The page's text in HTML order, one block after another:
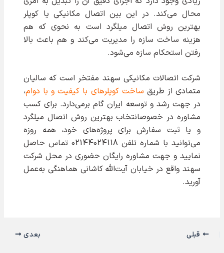
محال می‌کند. در این بین اتصال مکانیکی یا کوپلر
بهترین روش اتصال میلگرد است به نحوی که هم
هزینه ساخت سازه را مدیریت می‌کند و هم باعث بالا
رفتن استحکام سازه می‌شود.
شرکت اتصالات مکانیکی سهند مفتخر است که سالیان
متمادی از طریق ساخت کوپلرهای با کیفیت و با دوام،
در جهت رشد و توسعه ایران گام برمی‌دارد. برای کسب
مشاوره در خصوصانتخاب بهترین روش اتصال میلگرد
و یا ثبت سفارش برای پروژه‌های خود، همه روزه
می‌توانید با شماره تلفن 02144024118 تماس حاصل
نمایید و جهت مشاوره رایگان حضوری در محل شرکت
سهند واقع در خیابان آیت‌الله کاشانی هماهنگی به‌عمل
آورید.
قبلی بعدی